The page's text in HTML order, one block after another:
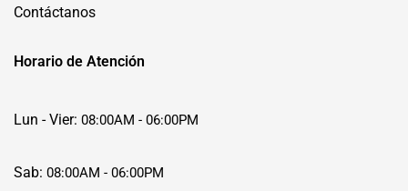
Contáctanos
Horario de Atención
Lun - Vier: 08:00AM - 06:00PM
Sab: 08:00AM - 06:00PM